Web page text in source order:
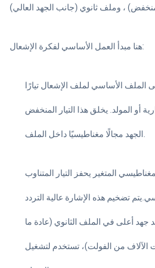
هنا مبدأ العمل الأساسي لفكرة الإشعال:
الملف الأساسي لملف الإشعال تيارًا
أو المولد. يخلق هذا التيار المنخفض
المتغير يحفز التيار المتناوب
تضخيم هذه الإشارة عالية التردد
جهد أعلى في الملف الثانوي (عادة ما
الآلاف من الفولت)، تستخدم لتشغيل